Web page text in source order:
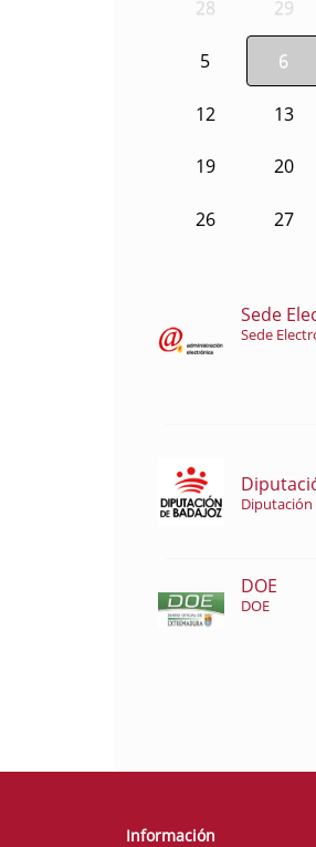
28 29
5 6
12 13
19 20
26 27
Sede
Sede
Diputación
DOE
DOE
Información